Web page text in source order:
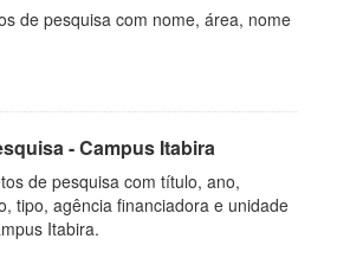
de pesquisa com nome, área, nome
- Campus Itabira
de pesquisa com título, ano,
tipo, agência financiadora e unidade
Itabira.